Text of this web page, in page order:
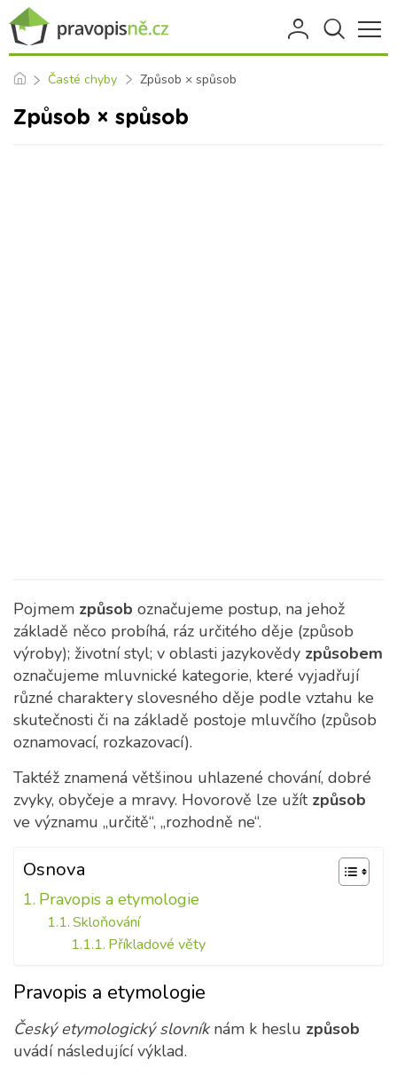
Časté chyby Způsob × spůsob
Způsob × spůsob
Pojmem způsob označujeme postup, na jehož
základě něco probíhá, ráz určitého děje (způsob
výroby); životní styl; v oblasti jazykovědy způsobem
označujeme mluvnické kategorie, které vyjadřují
různé charaktery slovesného děje podle vztahu ke
skutečnosti či na základě postoje mluvčího (způsob
oznamovací, rozkazovací).
Taktéž znamená většinou uhlazené chování, dobré
zvyky, obyčeje a mravy. Hovorově lze užít způsob
ve významu „určitě“, „rozhodně ne“.
Osnova
Pravopis a etymologie
Skloňování
Příkladové věty
Pravopis a etymologie
Český etymologický slovníknám k heslu způsob
uvádí následující výklad.